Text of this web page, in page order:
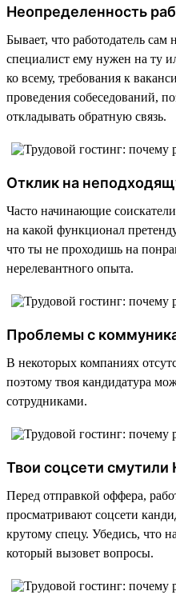
Неопределенность
Бывает, что работодатель сам
специалист ему нужен на ту
ко всему, требования к
проведения собеседований,
откладывать обратную связь.
Отклик на
Часто начинающие
на какой функционал
что ты не проходишь на
нерелевантного опыта.
Проблемы с
В некоторых компаниях
поэтому твоя кандидатура
сотрудниками.
Твои соцсети смутили
Перед отправкой оффера,
просматривают соцсети
крутому спецу. Убедись, что
который вызовет вопросы.